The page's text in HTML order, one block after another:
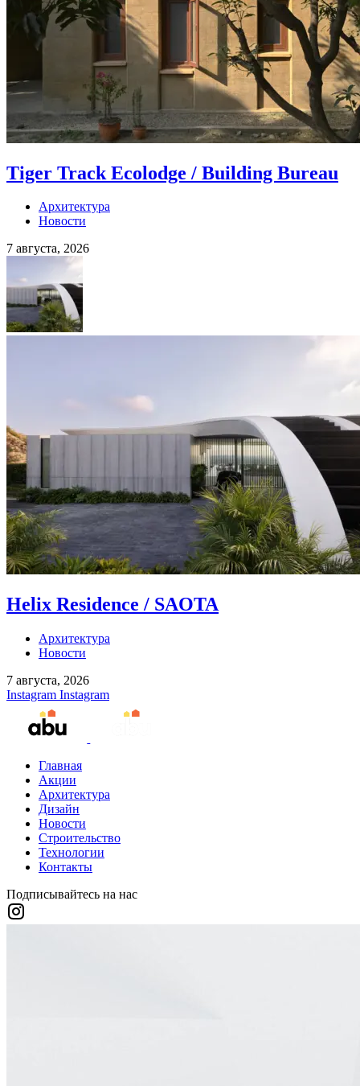
Tiger Track Ecolodge / Building Bureau
Архитектура
Новости
7 августа, 2026
Helix Residence / SAOTA
Архитектура
Новости
7 августа, 2026
Instagram Instagram
Главная
Акции
Архитектура
Дизайн
Новости
Строительство
Технологии
Контакты
Подписывайтесь на нас